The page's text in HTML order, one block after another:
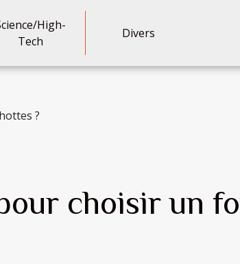
High-
Tech
Divers
?
choisir un